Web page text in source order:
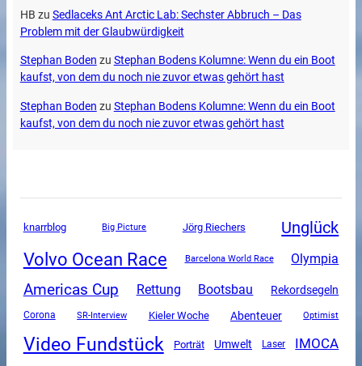
HB zu Sedlaceks Ant Arctic Lab: Sechster Abbruch – Das
Problem mit der Glaubwürdigkeit
Stephan Boden zu Stephan Bodens Kolumne: Wenn du ein Boot
kaufst, von dem du noch nie zuvor etwas gehört hast
Stephan Boden zu Stephan Bodens Kolumne: Wenn du ein Boot
kaufst, von dem du noch nie zuvor etwas gehört hast
knarrblog Big Picture Jörg Riechers Unglück
Volvo Ocean Race Barcelona World Race Olympia
Americas Cup Rettung Bootsbau Rekordsegeln
Corona SR-Interview Kieler Woche Abenteuer Optimist
Video Fundstück Porträt Umwelt Laser IMOCA